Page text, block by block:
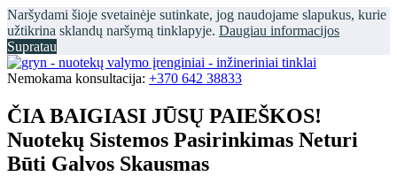
Naršydami šioje svetainėje sutinkate, jog naudojame slapukus, kurie
užtikrina sklandų naršymą tinklapyje. Daugiau informacijos
Supratau
Nemokama konsultacija: +370 642 38833
ČIA BAIGIASI JŪSŲ PAIEŠKOS!
Nuotekų Sistemos Pasirinkimas Neturi
Būti Galvos Skausmas